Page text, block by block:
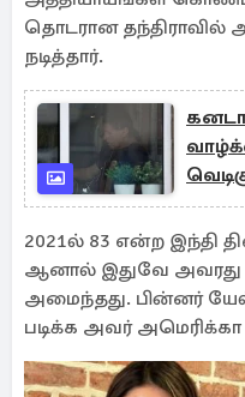
தொடரான ​​தந்திராவில்
நடித்தார்.
2021ல் 83 என்ற இந்தி
ஆனால் இதுவே அவரது
அமைந்தது. பின்னர்
படிக்க அவர் அமெரிக்கா